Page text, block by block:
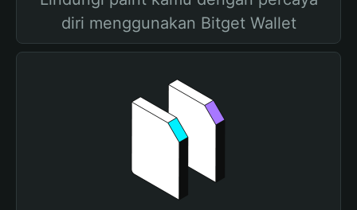
diri menggunakan Bitget Wallet